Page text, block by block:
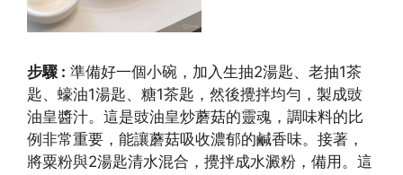
步驟 : 準備好一個小碗，加入生抽2湯匙、老抽1茶
匙、蠔油1湯匙、糖1茶匙，然後攪拌均勻，製成豉
油皇醬汁。這是豉油皇炒蘑菇的靈魂，調味料的比
例非常重要，能讓蘑菇吸收濃郁的鹹香味。接著，
將粟粉與2湯匙清水混合，攪拌成水澱粉，備用。這